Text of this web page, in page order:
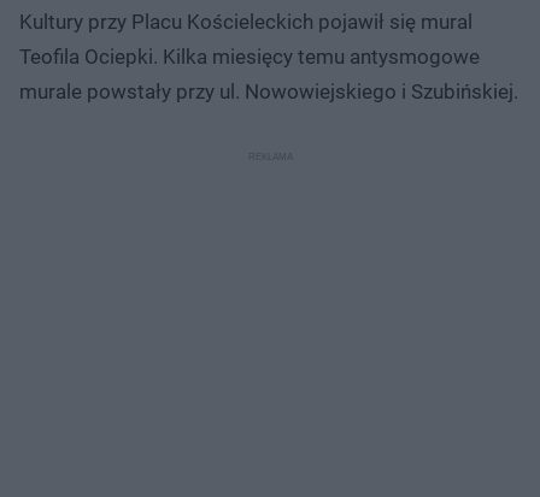
Kultury przy Placu Kościeleckich pojawił się mural
Teofila Ociepki. Kilka miesięcy temu antysmogowe
murale powstały przy ul. Nowowiejskiego i Szubińskiej.